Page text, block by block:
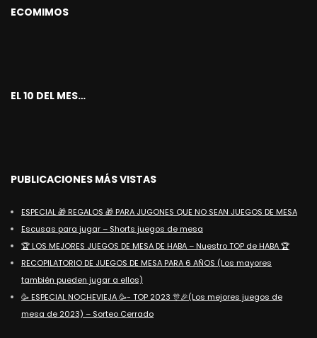
ECOMIMOS
EL 10 DEL MES…
PUBLICACIONES MÁS VISTAS
ESPECIAL 🎁 REGALOS 🎁 PARA JUGONES QUE NO SEAN JUEGOS DE MESA
Escusas para jugar – Shorts juegos de mesa
🏆 LOS MEJORES JUEGOS DE MESA DE HABA – Nuestro TOP de HABA 🏆
RECOPILATORIO DE JUEGOS DE MESA PARA 6 AÑOS (Los mayores
también pueden jugar a ellos)
🥳 ESPECIAL NOCHEVIEJA 🥳- TOP 2023 🎊🎉(Los mejores juegos de
mesa de 2023) – Sorteo Cerrado